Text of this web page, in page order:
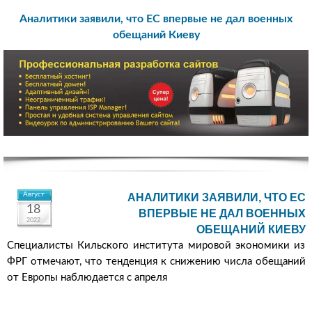
Аналитики заявили, что ЕС впервые не дал военных
обещаний Киеву
Август
18
2022
АНАЛИТИКИ ЗАЯВИЛИ, ЧТО ЕС
ВПЕРВЫЕ НЕ ДАЛ ВОЕННЫХ
ОБЕЩАНИЙ КИЕВУ
Специалисты Кильского института мировой экономики из
ФРГ отмечают, что тенденция к снижению числа обещаний
от Европы наблюдается с апреля